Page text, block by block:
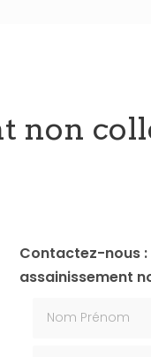
non
Contactez-nous :
assainissement
Nom Prénom